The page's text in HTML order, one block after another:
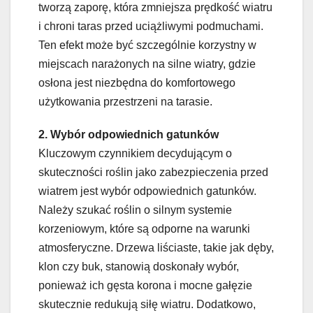
tworzą zaporę, która zmniejsza prędkość wiatru
i chroni taras przed uciążliwymi podmuchami.
Ten efekt może być szczególnie korzystny w
miejscach narażonych na silne wiatry, gdzie
osłona jest niezbędna do komfortowego
użytkowania przestrzeni na tarasie.
2. Wybór odpowiednich gatunków
Kluczowym czynnikiem decydującym o
skuteczności roślin jako zabezpieczenia przed
wiatrem jest wybór odpowiednich gatunków.
Należy szukać roślin o silnym systemie
korzeniowym, które są odporne na warunki
atmosferyczne. Drzewa liściaste, takie jak dęby,
klon czy buk, stanowią doskonały wybór,
ponieważ ich gęsta korona i mocne gałęzie
skutecznie redukują siłę wiatru. Dodatkowo,